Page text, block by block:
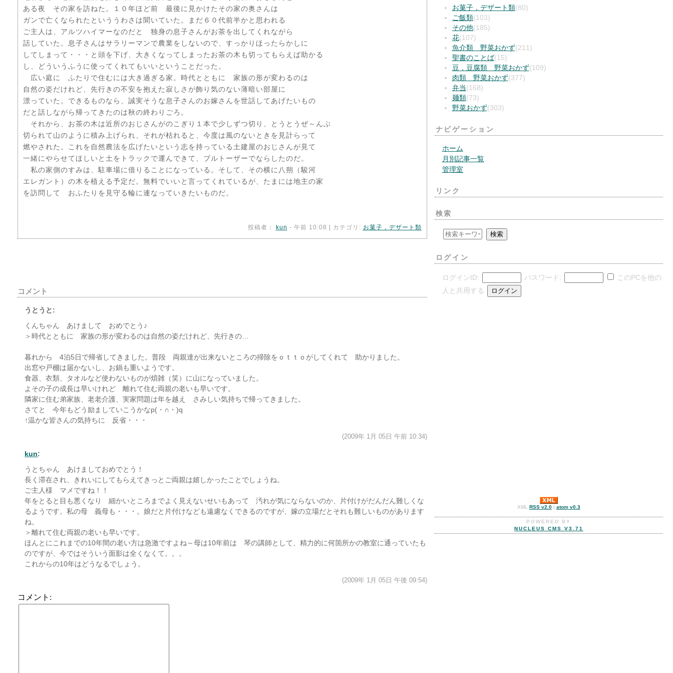
ある夜 その家を訪ねた。１０年ほど前 最後に見かけたその家の奥さんは
ガンで亡くなられたといううわさは聞いていた。まだ６０代前半かと思われる
ご主人は、アルツハイマーなのだと 独身の息子さんがお茶を出してくれながら
話していた。息子さんはサラリーマンで農業をしないので、すっかりほったらかしに
してしまって・・・と頭を下げ、大きくなってしまったお茶の木も切ってもらえば助かる
し、どういうふうに使ってくれてもいいということだった。
広い庭に ふたりで住むには大き過ぎる家。時代とともに 家族の形が変わるのは
自然の姿だけれど、先行きの不安を抱えた寂しさが飾り気のない薄暗い部屋に
漂っていた。できるものなら、誠実そうな息子さんのお嫁さんを世話してあげたいもの
だと話しながら帰ってきたのは秋の終わりごろ。
それから、お茶の木は近所のおじさんがのこぎり１本で少しずつ切り、とうとうぜ～んぶ
切られて山のように積み上げられ、それが枯れると、今度は風のないときを見計らって
燃やされた。これを自然農法を広げたいという志を持っている土建屋のおじさんが見て
一緒にやらせてほしいと土をトラックで運んできて、ブルトーザーでならしたのだ。
私の家側のすみは、駐車場に借りることになっている。そして、その横に八朔（駿河
エレガント）の木を植える予定だ。無料でいいと言ってくれているが、たまには地主の家
を訪問して おふたりを見守る輪に連なっていきたいものだ。
投稿者： kun - 午前 10:08 | カテゴリ: お菓子，デザート類
コメント
うとうと:
くんちゃん あけまして おめでとう♪
＞時代とともに 家族の形が変わるのは自然の姿だけれど、先行きの…
暮れから 4泊5日で帰省してきました。普段 両親達が出来ないところの掃除をｏｔｔｏがしてくれて 助かりました。
出窓や戸棚は届かないし、お鍋も重いようです。
食器、衣類、タオルなど使わないものが煩雑（笑）に山になっていました。
よその子の成長は早いけれど 離れて住む両親の老いも早いです。
隣家に住む弟家族、老老介護、実家問題は年を越え さみしい気持ちで帰ってきました。
さてと 今年もどう励ましていこうかなp(・∩・)q
↑温かな皆さんの気持ちに 反省・・・
(2009年 1月 05日 午前 10:34)
kun:
うとちゃん あけましておめでとう！
長く滞在され、きれいにしてもらえてきっとご両親は嬉しかったことでしょうね。
ご主人様 マメですね！！
年をとると目も悪くなり 細かいところまでよく見えないせいもあって 汚れが気にならないのか、片付けがだんだん難しくな
るようです。私の母 義母も・・・。娘だと片付けなども遠慮なくできるのですが、嫁の立場だとそれも難しいものがあります
ね。
＞離れて住む両親の老いも早いです。
ほんとにこれまでの10年間の老い方は急激ですよね～母は10年前は 琴の講師として、精力的に何箇所かの教室に通っていたも
のですが、今ではそういう面影は全くなくて。。。
これからの10年はどうなるでしょう。
(2009年 1月 05日 午後 09:54)
コメント:
お菓子，デザート類(80)
ご飯類(103)
その他(185)
花(107)
魚介類 野菜おかず(211)
聖書のことば(15)
豆，豆腐類 野菜おかず(109)
肉類 野菜おかず(377)
弁当 (168)
麺類(73)
野菜おかず(303)
ナビゲーション
ホーム
月別記事一覧
管理室
リンク
検索
ログイン
ログインID: パスワード:
このPCを他の
人と共用する
XML RSS v2.0| atom v0.3
POWERED BY
NUCLEUS CMS V3.71